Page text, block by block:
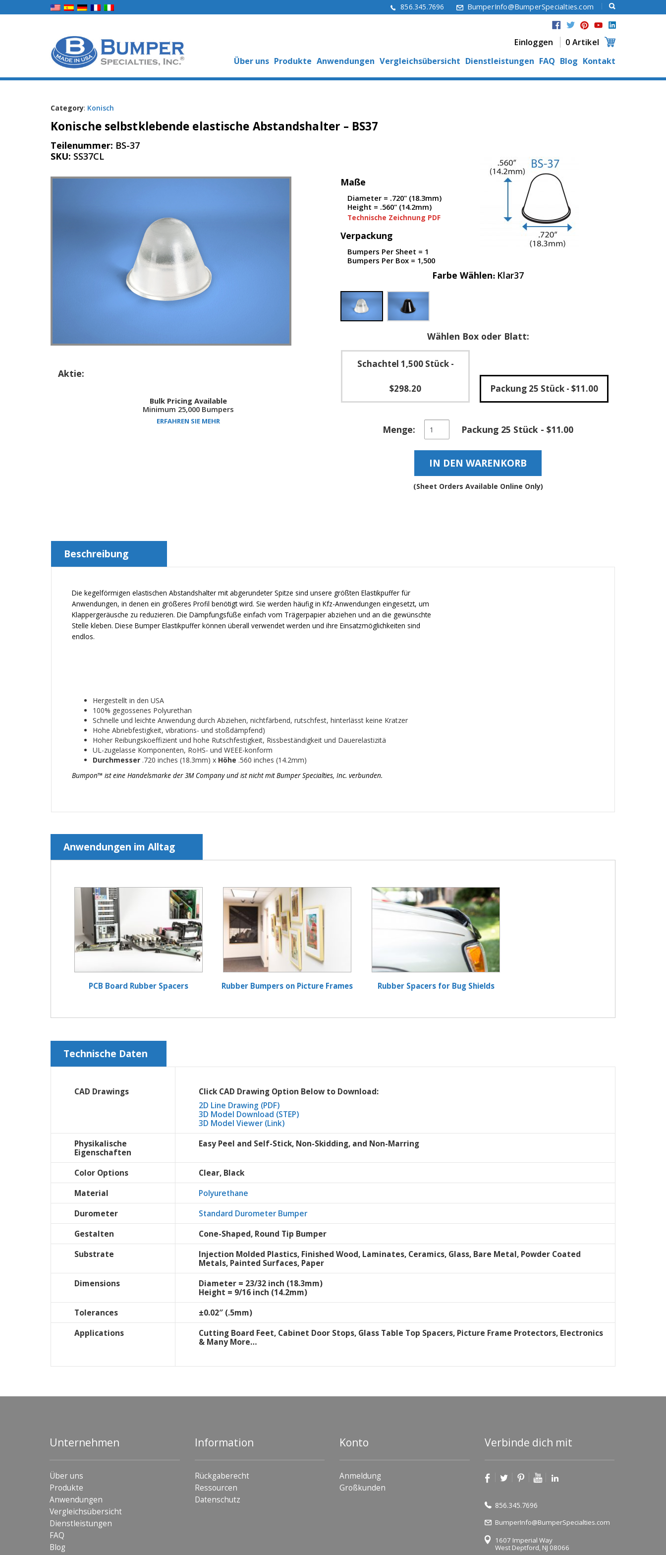
856.345.7696 BumperInfo@BumperSpecialties.com
Einloggen
0 Artikel
Über uns Produkte Anwendungen Vergleichsübersicht Dienstleistungen FAQ Blog Kontakt
Category: Konisch
Konische selbstklebende elastische Abstandshalter – BS37
Teilenummer: BS-37
SKU: SS37CL
Aktie:
Bulk Pricing Available
Minimum 25,000 Bumpers
ERFAHREN SIE MEHR
Maße
Diameter = .720" (18.3mm)
Height = .560" (14.2mm)
Technische Zeichnung PDF
Verpackung
Bumpers Per Sheet = 1
Bumpers Per Box = 1,500
Farbe Wählen Klar37
Wählen Box oder Blatt:
Schachtel 1,500 Stück-
$298.20 Packung 25 Stück - $11.00
Menge:
Konische
selbstklebende
Abstandshalter
Menge
Packung 25 Stück - $11.00
IN DEN WARENKORB
(Sheet Orders Available Online Only)
Beschreibung
Die kegelförmigen elastischen Abstandshalter mit abgerundeter Spitze sind unsere größten Elastikpuffer für
Anwendungen, in denen ein größeres Profil benötigt wird. Sie werden häufig in Kfz-Anwendungen eingesetzt, um
Klappergeräusche zu reduzieren. Die Dämpfungsfüße einfach vom Trägerpapier abziehen und an die gewünschte
Stelle kleben. Diese Bumper Elastikpuffer können überall verwendet werden und ihre Einsatzmöglichkeiten sind
endlos.
Hergestellt in den USA
100% gegossenes Polyurethan
Schnelle und leichte Anwendung durch Abziehen, nichtfärbend, rutschfest, hinterlässt keine Kratzer
Hohe Abriebfestigkeit, vibrations- und stoßdämpfend)
Hoher Reibungskoeffizient und hohe Rutschfestigkeit, Rissbeständigkeit und Dauerelastizitä
UL-zugelasse Komponenten, RoHS- und WEEE-konform
Durchmesser .720 inches (18.3mm) x Höhe .560 inches (14.2mm)
Bumpon™ ist eine Handelsmarke der 3M Company und ist nicht mit Bumper Specialties, Inc. verbunden.
Anwendungen im Alltag
PCB Board Rubber Spacers Rubber Bumpers on Picture Frames Rubber Spacers for Bug Shields
Technische Daten
CAD Drawings
Click CAD Drawing Option Below to Download:
2D Line Drawing (PDF)
3D Model Download (STEP)
3D Model Viewer (Link)
Physikalische
Eigenschaften
Easy Peel and Self-Stick, Non-Skidding, and Non-Marring
Color Options
Clear, Black
Material
Polyurethane
Durometer
Standard Durometer Bumper
Gestalten
Cone-Shaped, Round Tip Bumper
Substrate
Injection Molded Plastics, Finished Wood, Laminates, Ceramics, Glass, Bare Metal, Powder Coated
Metals, Painted Surfaces, Paper
Dimensions
Diameter = 23/32 inch (18.3mm)
Height = 9/16 inch (14.2mm)
Tolerances
±0.02″ (.5mm)
Applications
Cutting Board Feet, Cabinet Door Stops, Glass Table Top Spacers, Picture Frame Protectors, Electronics
& Many More…
Unternehmen
Über uns
Produkte
Anwendungen
Vergleichsübersicht
Dienstleistungen
FAQ
Blog
Information
Rückgaberecht
Ressourcen
Datenschutz
Konto
Anmeldung
Großkunden
Verbinde dich mit
856.345.7696
BumperInfo@BumperSpecialties.com
1607 Imperial Way
West Deptford, NJ 08066